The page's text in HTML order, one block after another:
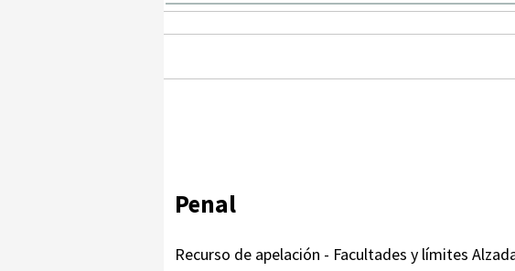
Penal
Recurso de apelación - Facultades y límites